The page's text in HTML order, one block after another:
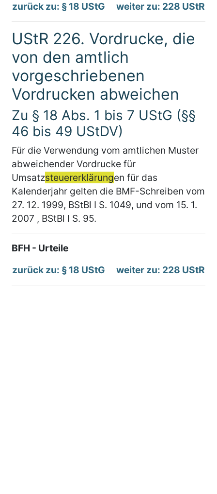
zurück zu: § 18 UStG
weiter zu: 228 UStR
UStR 226. Vordrucke, die
von den amtlich
vorgeschriebenen
Vordrucken abweichen
Zu § 18 Abs. 1 bis 7 UStG (§§
46 bis 49 UStDV)
Für die Verwendung vom amtlichen Muster
abweichender Vordrucke für
Umsatzsteuererklärungen für das
Kalenderjahr gelten die BMF-Schreiben vom
27. 12. 1999, BStBl I S. 1049, und vom 15. 1.
2007 , BStBl I S. 95.
BFH - Urteile
zurück zu: § 18 UStG
weiter zu: 228 UStR